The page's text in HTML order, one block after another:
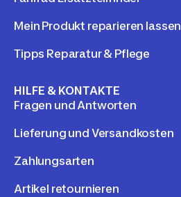
Mein Produkt reparieren lassen
Tipps Reparatur & Pflege
HILFE & KONTAKTE
Fragen und Antworten
Lieferung und Versandkosten
Zahlungsarten
Artikel retournieren